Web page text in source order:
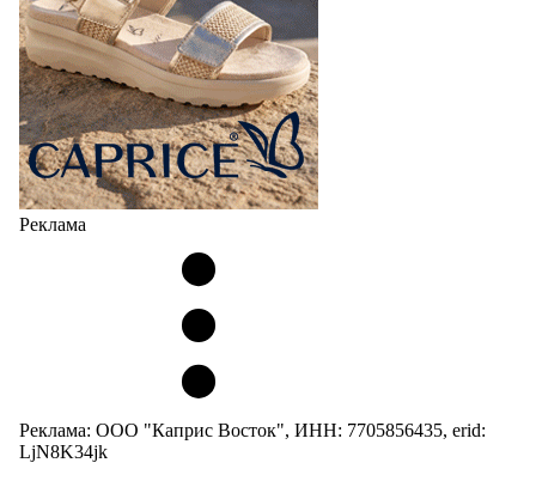
Реклама
Реклама: ООО "Каприс Восток", ИНН: 7705856435, erid:
LjN8K34jk